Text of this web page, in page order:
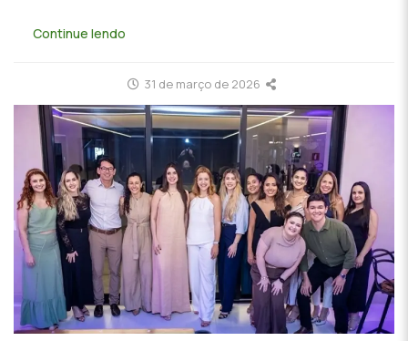
Continue lendo
31 de março de 2026